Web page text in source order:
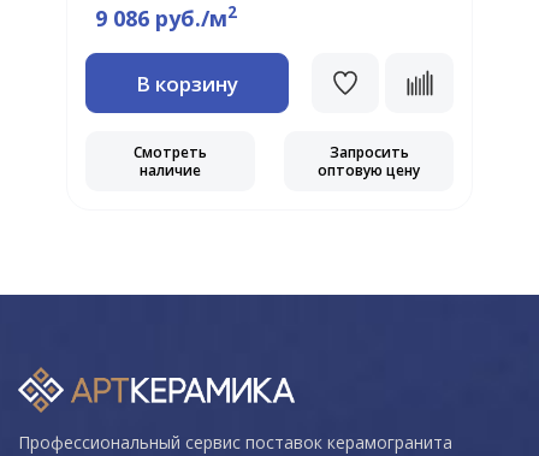
9 086 руб./м2
В корзину
Смотреть
наличие
Запросить
оптовую цену
Профессиональный сервис поставок керамогранита